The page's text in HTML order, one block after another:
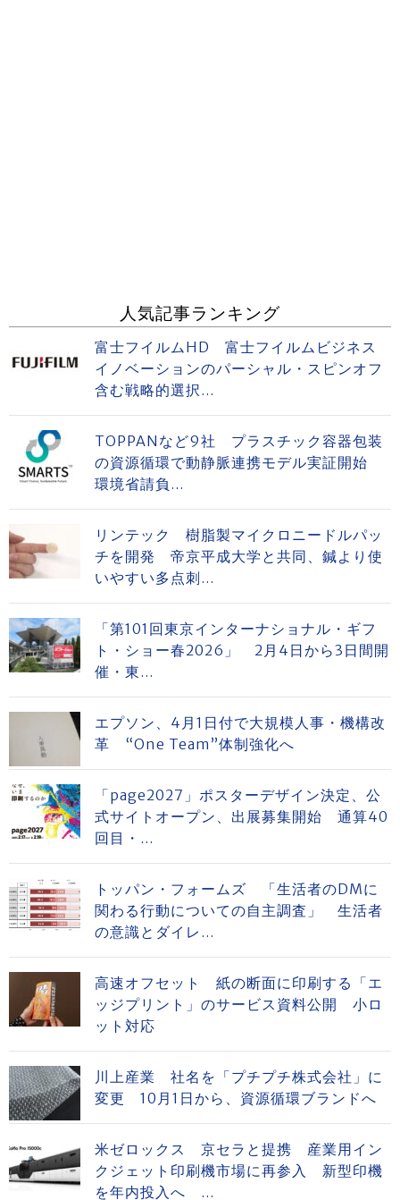
人気記事ランキング
富士フイルムHD 富士フイルムビジネス
イノベーションのパーシャル・スピンオフ
含む戦略的選択...
TOPPANなど9社 プラスチック容器包装
の資源循環で動静脈連携モデル実証開始
環境省請負...
リンテック 樹脂製マイクロニードルパッ
チを開発 帝京平成大学と共同、鍼より使
いやすい多点刺...
「第101回東京インターナショナル・ギフ
ト・ショー春2026」 2月4日から3日間開
催・東...
エプソン、4月1日付で大規模人事・機構改
革 “One Team”体制強化へ
「page2027」ポスターデザイン決定、公
式サイトオープン、出展募集開始 通算40
回目・...
トッパン・フォームズ 「生活者のDMに
関わる行動についての自主調査」 生活者
の意識とダイレ...
高速オフセット 紙の断面に印刷する「エ
ッジプリント」のサービス資料公開 小ロ
ット対応
川上産業 社名を「プチプチ株式会社」に
変更 10月1日から、資源循環ブランドへ
米ゼロックス 京セラと提携 産業用イン
クジェット印刷機市場に再参入 新型印機
を年内投入へ ...